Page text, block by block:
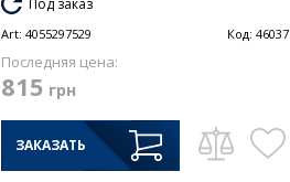
Art: 4055297529 Код: 46037
Последняя цена:
815 грн
ЗАКАЗАТЬ